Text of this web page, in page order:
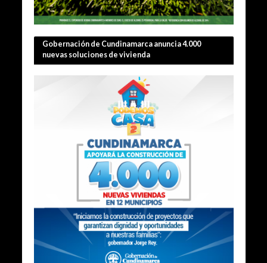
Gobernación de Cundinamarca anuncia 4.000
nuevas soluciones de vivienda